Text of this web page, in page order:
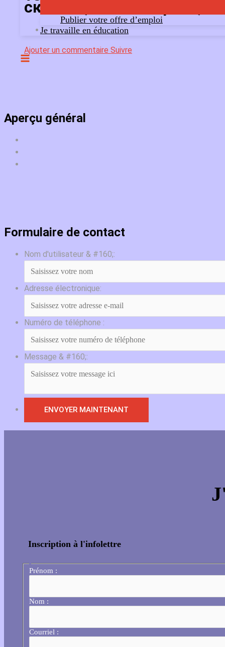
Publier votre offre d’emploi
Je travaille en éducation
скачать,kraken
Ajouter un commentaire Suivre
Aperçu général
Formulaire de contact
Nom d'utilisateur & #160;:
Adresse électronique:
Numéro de téléphone :
Message & #160;:
Inscription à l'infolettre
Prénom :
Nom :
Courriel :